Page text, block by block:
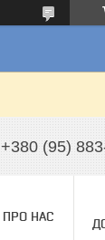
+380 (95)
ПРО НАС